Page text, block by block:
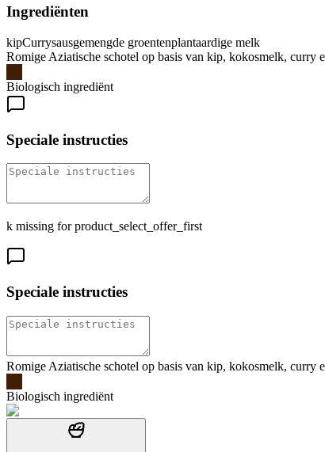
Ingrediënten
kipCurrysausgemengde groentenplantaardige melk
Romige Aziatische schotel op basis van kip, kokosmelk, curry
Biologisch ingrediënt
Speciale instructies
k missing for product_select_offer_first
Speciale instructies
Romige Aziatische schotel op basis van kip, kokosmelk, curry
Biologisch ingrediënt